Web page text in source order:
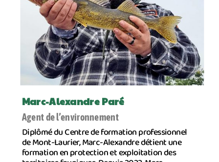
Marc-Alexandre Paré
Agent de l’environnement
Diplômé du Centre de formation professionnel
de Mont-Laurier, Marc-Alexandre détient une
formation en protection et exploitation des